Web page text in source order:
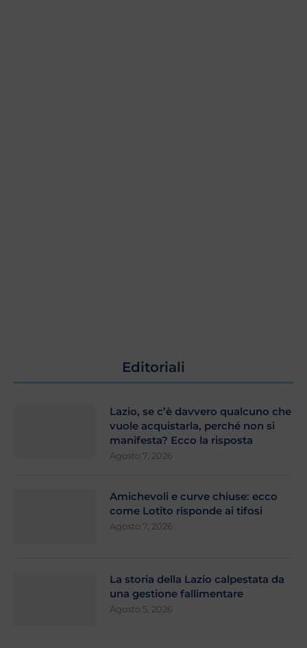
Editoriali
Lazio, se c’è davvero qualcuno che
vuole acquistarla, perché non si
manifesta? Ecco la risposta
Agosto 7, 2026
Amichevoli e curve chiuse: ecco
come Lotito risponde ai tifosi
Agosto 7, 2026
La storia della Lazio calpestata da
una gestione fallimentare
Agosto 5, 2026